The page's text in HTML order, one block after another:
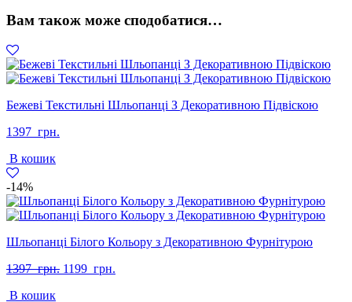
Та
Підошвою
кількість
Вам також може сподобатися…
Бежеві Текстильні Шльопанці З Декоративною Підвіскою
1397 грн.
В кошик
-14%
Шльопанці Білого Кольору з Декоративною Фурнітурою
1397 грн. Оригінальна
1199 грн.
В кошик